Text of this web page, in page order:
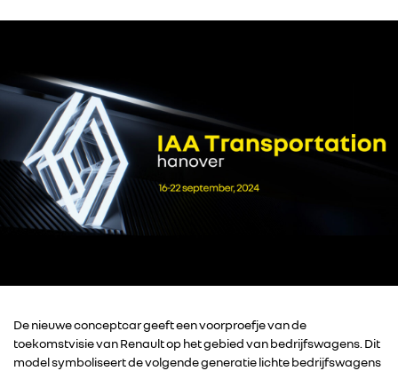
De nieuwe conceptcar geeft een voorproefje van de
toekomstvisie van Renault op het gebied van bedrijfswagens. Dit
model symboliseert de volgende generatie lichte bedrijfswagens